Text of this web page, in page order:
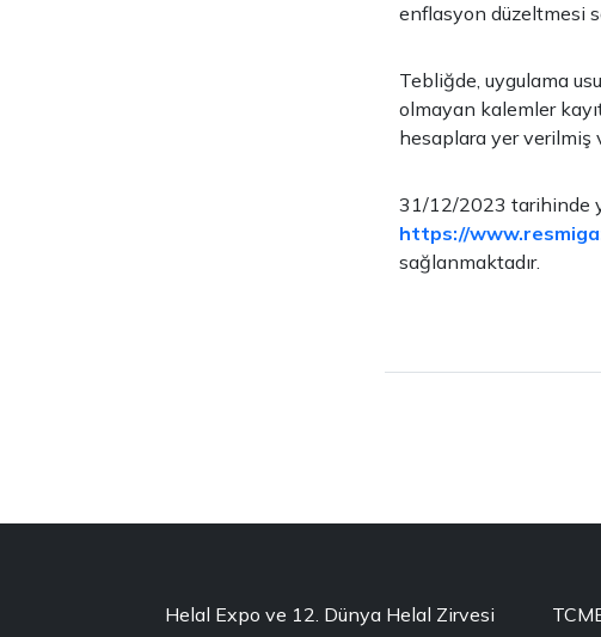
enflasyon düzeltmesi
Tebliğde, uygulama
olmayan kalemler
hesaplara yer verilmiş
31/12/2023 tarihinde
https://
sağlanmaktadır.
Helal Expo ve 12. Dünya Helal Zirvesi